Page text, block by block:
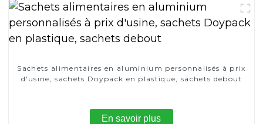
Sachets alimentaires en aluminium personnalisés à prix
d'usine, sachets Doypack en plastique, sachets debout
En savoir plus